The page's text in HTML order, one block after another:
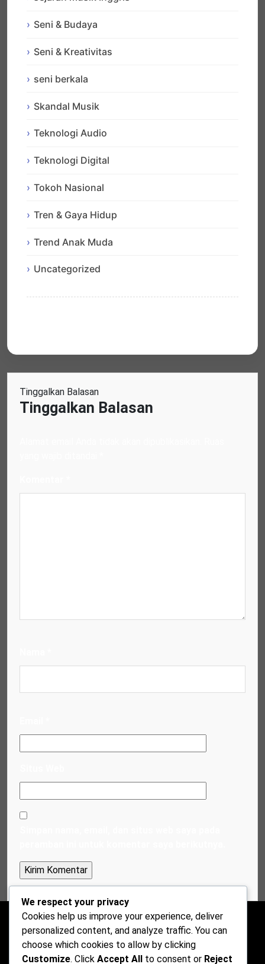
Seni & Budaya
Seni & Kreativitas
seni berkala
Skandal Musik
Teknologi Audio
Teknologi Digital
Tokoh Nasional
Tren & Gaya Hidup
Trend Anak Muda
Uncategorized
Tinggalkan Balasan
Tinggalkan Balasan
We respect your privacy
Cookies help us improve your experience, deliver
personalized content, and analyze traffic. You can
choose which cookies to allow by clicking
Customize. Click Accept All to consent or Reject